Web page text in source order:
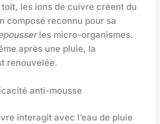
toit, les ions de cuivre créent du
composé reconnu pour sa
les micro-organismes.
après une pluie, la
renouvelée.
anti-mousse
interagit avec l’eau de pluie